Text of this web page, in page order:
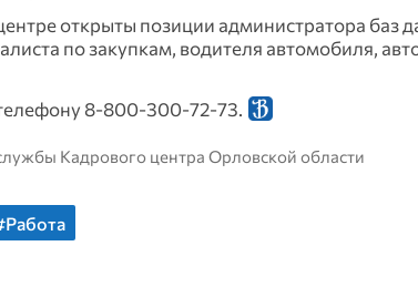
открыты позиции администратора баз
по закупкам, водителя автомобиля,
8‑800‑300‑72‑73.
Кадрового центра Орловской области